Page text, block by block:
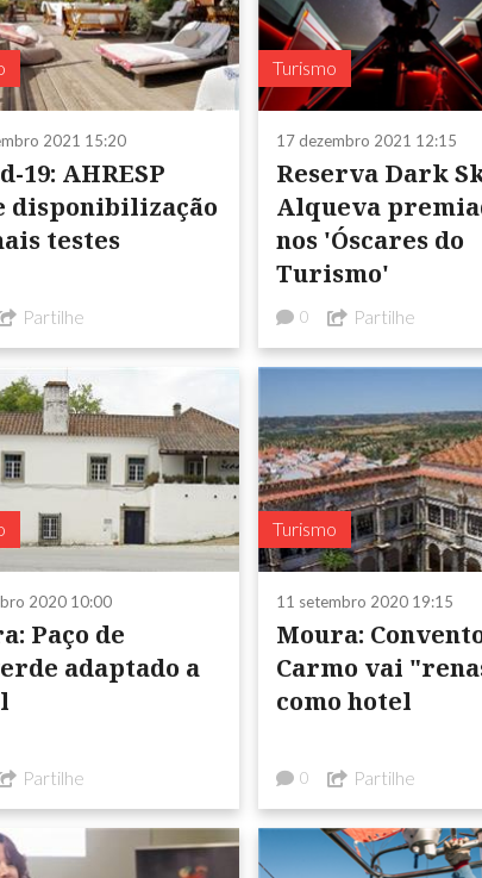
2021 15:20
19: AHRESP
disponibilização
testes
Partilhe
Turismo
17 dezembro 2021 12:15
Reserva Dark Sky
Alqueva
nos 'Óscares do
Turismo'
0 Partilhe
2020 10:00
Paço de
adaptado a
Partilhe
Turismo
11 setembro 2020 19:15
Moura:
Carmo vai
como hotel
0 Partilhe